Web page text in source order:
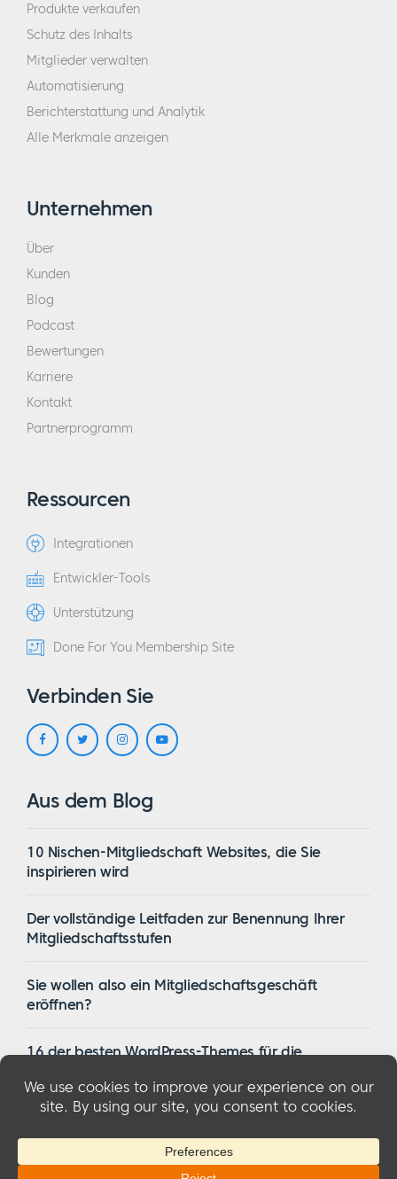
Produkte verkaufen
Schutz des Inhalts
Mitglieder verwalten
Automatisierung
Berichterstattung und Analytik
Alle Merkmale anzeigen
Unternehmen
Über
Kunden
Blog
Podcast
Bewertungen
Karriere
Kontakt
Partnerprogramm
Ressourcen
Integrationen
Entwickler-Tools
Unterstützung
Done For You Membership Site
Verbinden Sie
Aus dem Blog
10 Nischen-Mitgliedschaft Websites, die Sie
inspirieren wird
Der vollständige Leitfaden zur Benennung Ihrer
Mitgliedschaftsstufen
Sie wollen also ein Mitgliedschaftsgeschäft
eröffnen?
16 der besten WordPress-Themes für die
© 2026 MemberMouse, LLCDatenschutzbestimmungen
Bedingungen und Konditionen